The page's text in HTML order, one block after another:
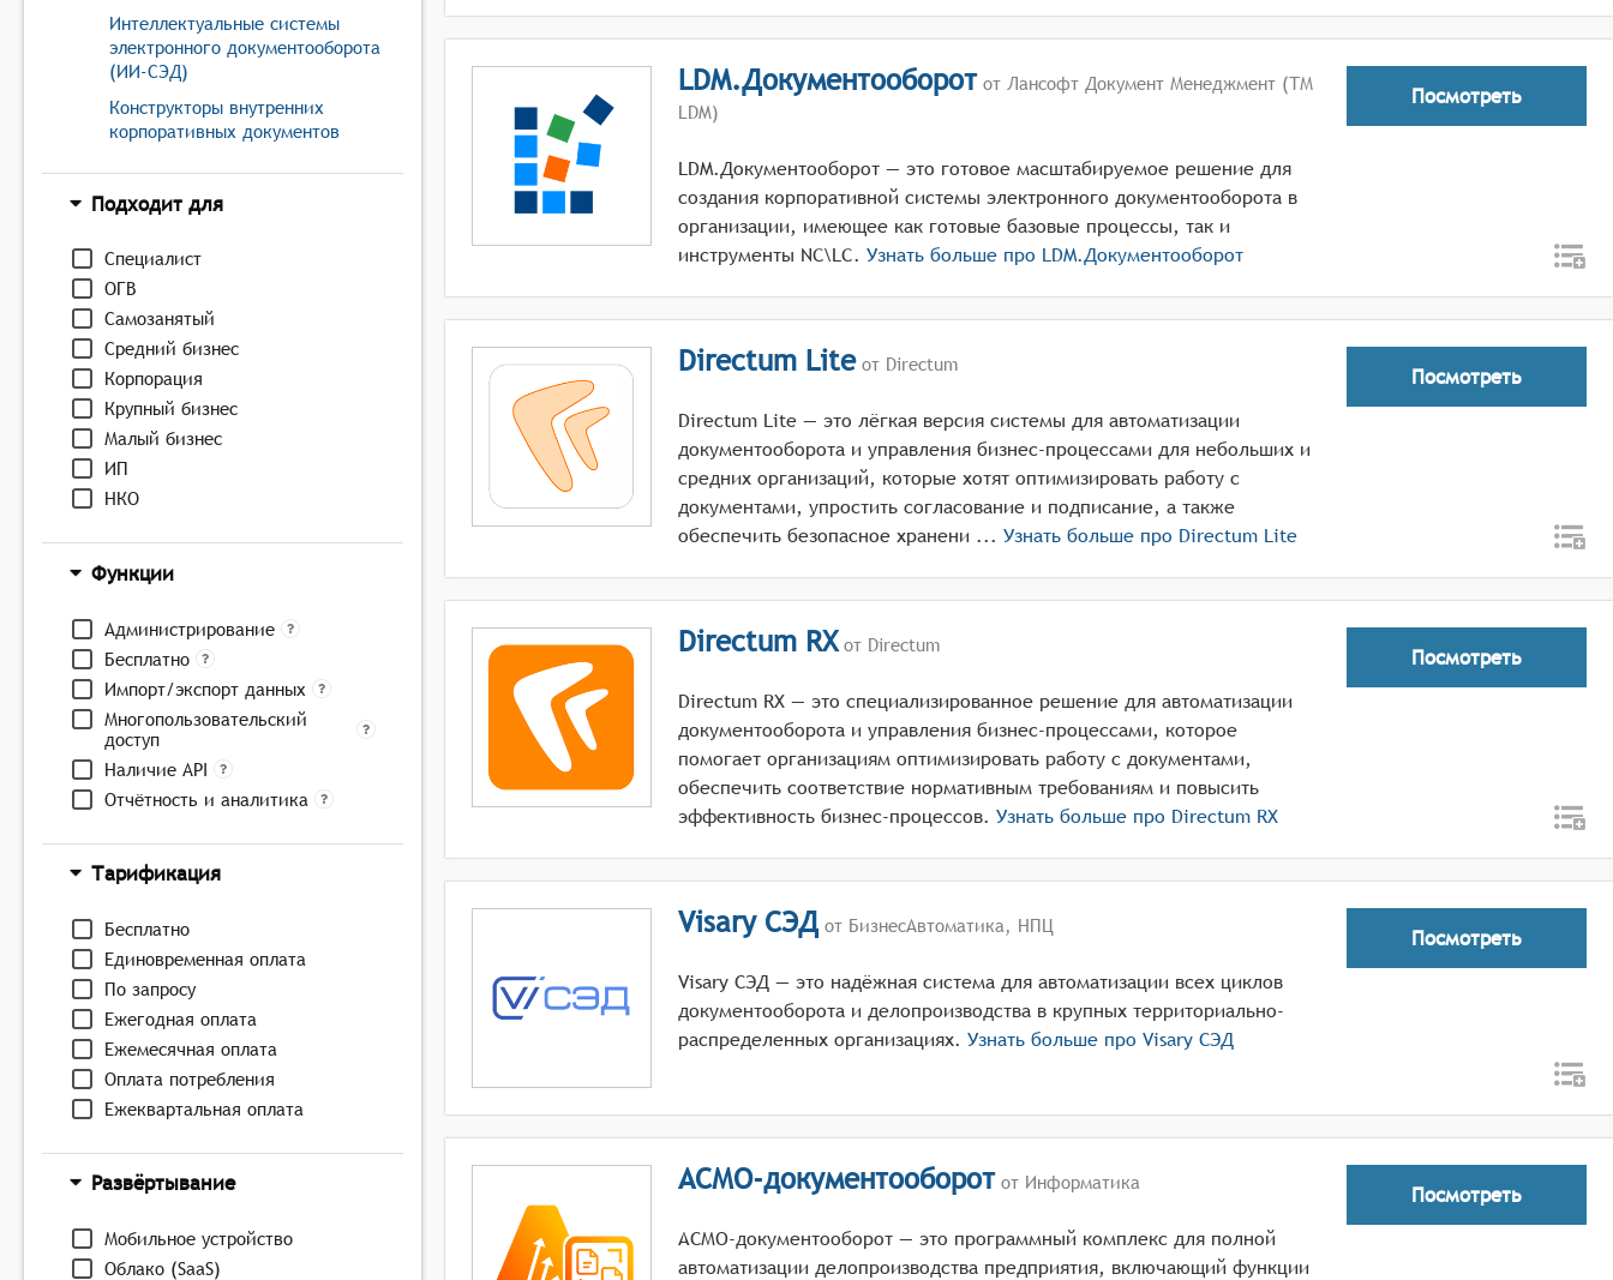
Интеллектуальные системы
электронного документооборота
(ИИ-СЭД)
Конструкторы внутренних
корпоративных документов
Подходит для
Специалист
ОГВ
Самозанятый
Средний бизнес
Корпорация
Крупный бизнес
Малый бизнес
ИП
НКО
Функции
Администрирование
Бесплатно
Импорт/экспорт данных
Многопользовательский
доступ
Наличие API
Отчётность и аналитика
Тарификация
Бесплатно
Единовременная оплата
По запросу
Ежегодная оплата
Ежемесячная оплата
Оплата потребления
Ежеквартальная оплата
Развёртывание
Мобильное устройство
Облако (SaaS)
LDM.Документооборотот Лансофт Документ Менеджмент (ТМ
LDM)
LDM.Документооборот — это готовое масштабируемое решение для
создания корпоративной системы электронного документооборота в
организации, имеющее как готовые базовые процессы, так и
инструменты NC\LC. Узнать больше про LDM.Документооборот
Посмотреть
Directum Liteот Directum
Directum Lite — это лёгкая версия системы для автоматизации
документооборота и управления бизнес-процессами для небольших и
средних организаций, которые хотят оптимизировать работу с
документами, упростить согласование и подписание, а также
обеспечить безопасное хранени ... Узнать больше про Directum Lite
Посмотреть
Directum RXот Directum
Directum RX — это специализированное решение для автоматизации
документооборота и управления бизнес-процессами, которое
помогает организациям оптимизировать работу с документами,
обеспечить соответствие нормативным требованиям и повысить
эффективность бизнес-процессов. Узнать больше про Directum RX
Посмотреть
Visary СЭД от БизнесАвтоматика, НПЦ
Visary СЭД — это надёжная система для автоматизации всех циклов
документооборота и делопроизводства в крупных территориально-
распределенных организациях. Узнать больше про Visary СЭД
Посмотреть
АСМО-документооборотот Информатика
АСМО-документооборот — это программный комплекс для полной
автоматизации делопроизводства предприятия, включающий функции
Посмотреть